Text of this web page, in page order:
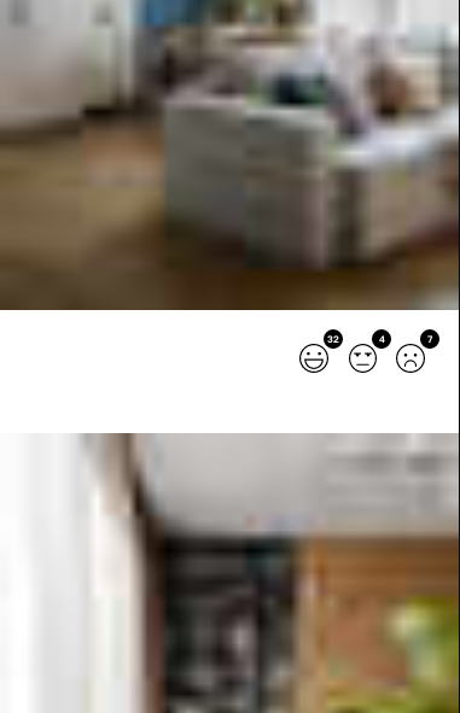
32 4 7